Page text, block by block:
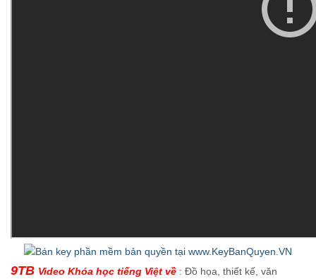
9TB Video Khóa học tiếng Việt về : Đồ họa, thiết kế, văn